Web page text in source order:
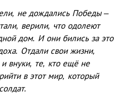
не дождались Победы –
верили, что одолеют
дом. И они бились за это
Отдали свои жизни,
внуки, те, кто ещё не
в этот мир, который